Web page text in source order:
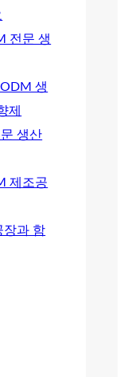
전문 생
생
제
생산
제조공
장과 함